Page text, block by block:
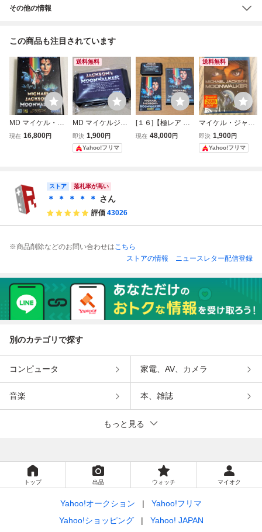
その他の情報
この商品も注目されています
MD マイケル・ジ
ャクソンズ ムーン
現在 16,800円
送料無料
MD マイケルジャ
クソンズ ムーンウ
ォーカー
即決 1,900円
Yahoo!フリマ
[１６]【極レア 後
期版】 マイケルジ
現在 48,000円
送料無料
マイケル・ジャク
ソン ムーンウォー
カー Blu-ray
即決 1,900円
Yahoo!フリマ
ストア 落札率が高い
＊ ＊ ＊ ＊ ＊ さん
評価 43026
※商品削除などのお問い合わせはこちら
ストアの情報
ニュースレター配信登録
別のカテゴリで探す
コンピュータ 家電、AV、カメラ
音楽 本、雑誌
もっと見る
トップ 出品 ウォッチ マイオク
Yahoo!オークション
Yahoo!フリマ
Yahoo!ショッピング
Yahoo! JAPAN